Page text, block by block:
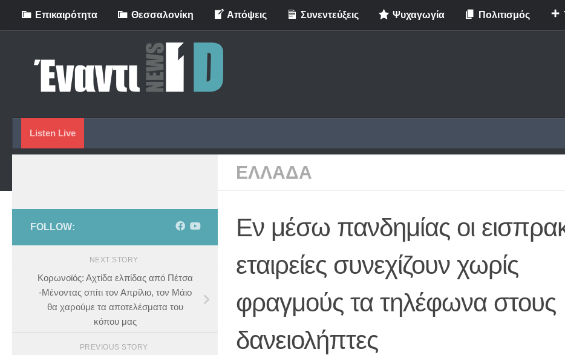
Skip to content
Eπικαιρότητα Θεσσαλονίκη Απόψεις Συνεντεύξεις Ψυχαγωγία Πολιτισμός
Listen Live
ΕΛΛΑΔΑ
Εν μέσω πανδημίας οι
εταιρείες συνεχίζουν χωρίς
φραγμούς τα τηλέφωνα στους
δανειολήπτες
FOLLOW:
NEXT STORY
Κορωνοϊός: Αχτίδα ελπίδας από Πέτσα
-Μένοντας σπίτι τον Απρίλιο, τον Μάιο
θα χαρούμε τα αποτελέσματα του
κόπου μας
PREVIOUS STORY